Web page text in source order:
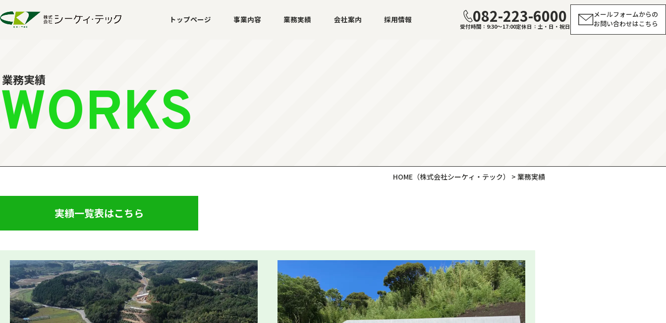
トップページ 事業内容 業務実績 会社案内 採用情報 082-223-6000
受付時間 9:30～17:00定休日 土・日・祝日
メールフォームからの
お問い合わせはこちら
業務実績
WORKS
HOME （株式会社シーケィ・テック） > 業務実績
実績一覧表はこちら